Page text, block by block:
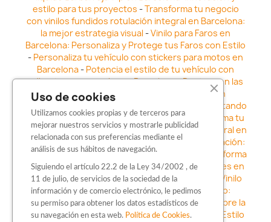
estilo para tus proyectos -Transforma tu negocio
con vinilos fundidos rotulación integral en Barcelona:
la mejor estrategia visual -Vinilo para Faros en
Barcelona: Personaliza y Protege tus Faros con Estilo
- Personaliza tu vehículo con stickers para motos en
Barcelona- Potencia el estilo de tu vehículo con
adhesivos para coche en Barcelona-Destaca en las
calles: Los Mejores stickers para coches en
Vinilo para faros en Barcelona: Resaltando
la Estética y Seguridad del Automóvil- Transforma tu
vehículo con los vinilos fundidos rotulación integral en
Barcelona-Explora la Innovación en Personalización:
Vinilo líquido barbarroja dip en Barcelona
Transforma
tu vehículo con estilo: Kits adhesivos para coches en
Barcelona-Personaliza tu vehículo con estilo: Vinilo
para coche en Barcelona-Destaca con Estilo:
Pegatinas personalizadas en Barcelona -Descubre la
distinción: Los Mejores stickers en Barcelona
Estilo
Uso de cookies
Utilizamos cookies propias y de terceros para
mejorar nuestros servicios y mostrarle publicidad
relacionada con sus preferencias mediante el
análisis de sus hábitos de navegación.
Siguiendo el artículo 22.2 de la Ley 34/2002 , de
11 de julio, de servicios de la sociedad de la
información y de comercio electrónico, le pedimos
su permiso para obtener los datos estadísticos de
su navegación en esta web. Política de Cookies.